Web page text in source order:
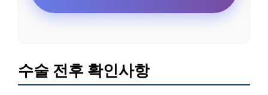
수술 전후 확인사항